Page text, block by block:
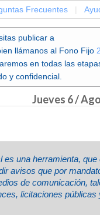
Frecuentes
publicar a
llámanos al Fono Fijo
en todas las
y confidencial.
Jueves 6 /
una herramienta, que
avisos que por
de comunicación,
licitaciones públicas